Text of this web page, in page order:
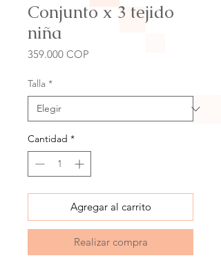
Conjunto x 3 tejido
niña
359.000 COP
Talla *
Cantidad *
Agregar al carrito
Realizar compra